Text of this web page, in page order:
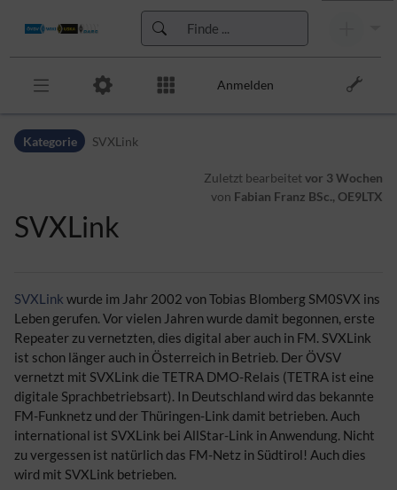
Zur Hauptnavigation
Anmelden
Kategorie SVXLink
Zuletzt bearbeitetvor 3 Wochen
von Fabian Franz BSc., OE9LTX
SVXLink
SVXLink wurde im Jahr 2002 von Tobias Blomberg SM0SVX ins
Leben gerufen. Vor vielen Jahren wurde damit begonnen, erste
Repeater zu vernetzten, dies digital aber auch in FM. SVXLink
ist schon länger auch in Österreich in Betrieb. Der ÖVSV
vernetzt mit SVXLink die TETRA DMO-Relais (TETRA ist eine
digitale Sprachbetriebsart). In Deutschland wird das bekannte
FM-Funknetz und der Thüringen-Link damit betrieben. Auch
international ist SVXLink bei AllStar-Link in Anwendung. Nicht
zu vergessen ist natürlich das FM-Netz in Südtirol! Auch dies
wird mit SVXLink betrieben.